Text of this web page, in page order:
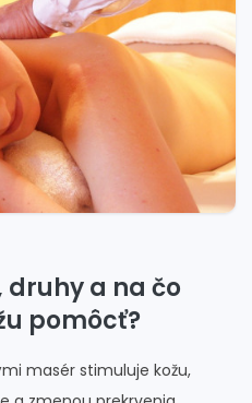
chrbtice
druhy a na čo
pomôcť?
masér stimuluje kožu,